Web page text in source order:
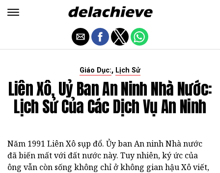
Giáo Dục:, Lịch Sử
Liên Xô, Uỷ Ban An Ninh Nhà Nước:
Lịch Sử Của Các Dịch Vụ An Ninh
Năm 1991 Liên Xô sụp đổ. Ủy ban An ninh Nhà nước
đã biến mất với đất nước này. Tuy nhiên, ký ức của
ông vẫn còn sống không chỉ ở không gian hậu Xô viết,